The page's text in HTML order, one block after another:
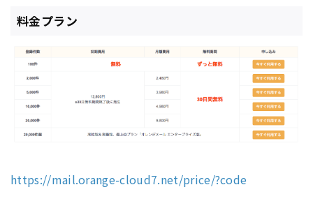
料金プラン
https://mail.orange-cloud7.net/price/?code